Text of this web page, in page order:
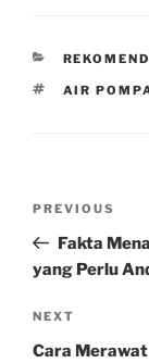
TAGS
AIR
Previous
Post
PREVIOUS
Fakta
yang Perlu
Next
Post
NEXT
Cara Merawat